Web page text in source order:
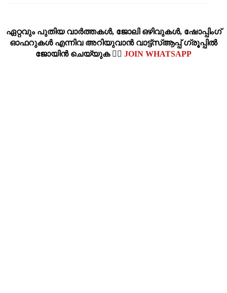
ഏറ്റവും പുതിയ വാര്‍ത്തകള്‍, ജോലി ഒഴിവുകള്‍, ഷോപ്പിംഗ്‌
ഓഫറുകള്‍ എന്നിവ അറിയുവാന്‍ വാട്ട്സ്ആപ്പ് ഗ്രൂപ്പില്‍
ജോയിന്‍ ചെയ്യുക 👉🏽 JOIN WHATSAPP